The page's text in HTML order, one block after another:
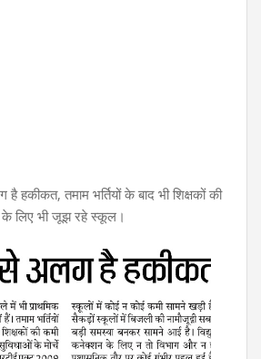
तमाम भर्तियों के बाद भी शिक्षकों की
लिए भी जूझ रहे स्कूल।